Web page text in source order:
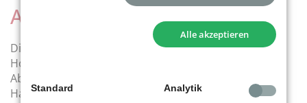
Arbeitsdienste
Die offenen Arbeitsdienste sind jederzeit auf der
Homepage einsehbar. Bitte meldet Euch, eine
Abteilung mit 800 Mitgliedern braucht jede aktive
Hand.
Alle akzeptieren
Standard Analytik